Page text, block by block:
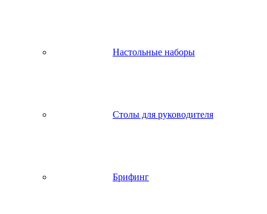
Настольные наборы
Столы для руководителя
Брифинг